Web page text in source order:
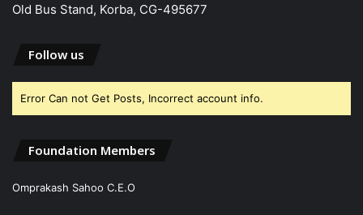
Old Bus Stand, Korba, CG-495677
Follow us
Error Can not Get Posts, Incorrect account info.
Foundation Members
Omprakash Sahoo C.E.O